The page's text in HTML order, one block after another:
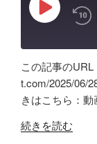
忘
リ
【Google
Studio】
バ
イ
ブ
コ
DR-
07X」
間
の
ポ
ッ
Play
Episode
Amazon
RSS
RSS FEED
SHARE
LINK
EMBED
この記事の
t.com/2025/06/
きはこちら：
"旧
続きを読む